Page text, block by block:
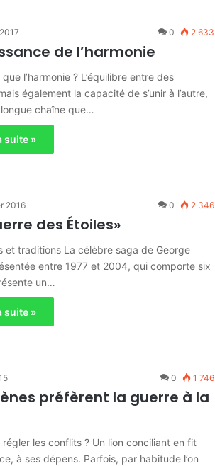
0 2 633
de l’harmonie
que l’harmonie ? L’équilibre entre des
également la capacité de s’unir à l’autre,
chaîne que…
suite »
2016 0 2 346
des Étoiles»
et traditions La célèbre saga de George
entre 1977 et 2004, qui comporte six
un…
suite »
0 1 746
préfèrent la guerre à la
régler les conflits ? Un lion conciliant en fit
à ses dépens. Parfois, par habitude l’on